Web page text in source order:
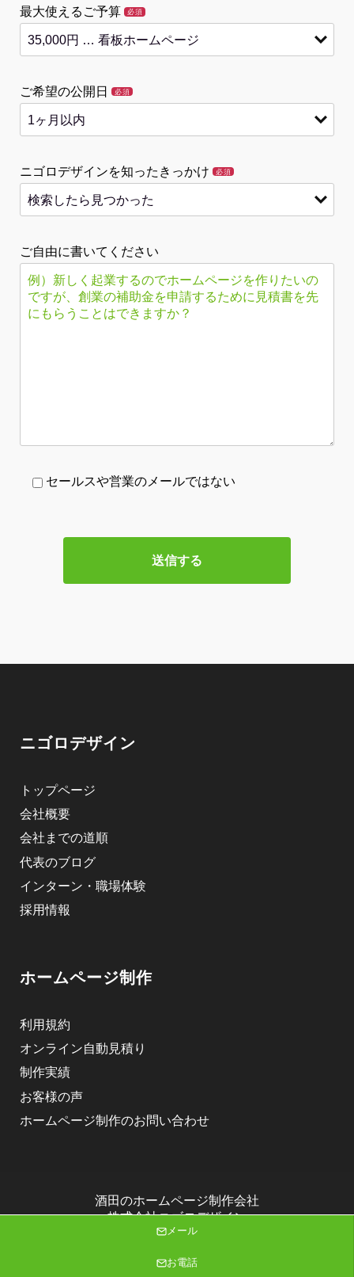
最大使えるご予算 必須
ご希望の公開日 必須
ニゴロデザインを知ったきっかけ 必須
ご自由に書いてください
セールスや営業のメールではない
ニゴロデザイン
トップページ
会社概要
会社までの道順
代表のブログ
インターン・職場体験
採用情報
ホームページ制作
利用規約
オンライン自動見積り
制作実績
お客様の声
ホームページ制作のお問い合わせ
酒田のホームページ制作会社
株式会社ニゴロデザイン
Copyright (C) 2026 株式会社ニゴロデザイン All Rights Reserved.
メール
お電話